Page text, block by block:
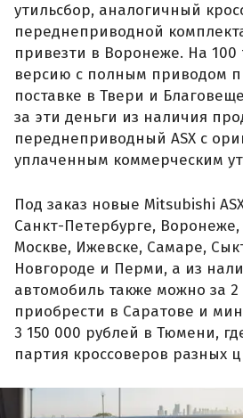
утильсбор, аналогичный
переднеприводной
привезти в Воронеже. На 100
версию с полным приводом
поставке в Твери и
за эти деньги из наличия
переднеприводный ASX с
уплаченным коммерческим
Под заказ новые Mitsubishi
Санкт-Петербурге,
Москве, Ижевске, Самаре,
Новгороде и Перми, а из
автомобиль также можно за 2
приобрести в Саратове и
3 150 000 рублей в Тюмени,
партия кроссоверов разных